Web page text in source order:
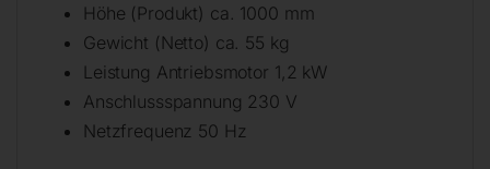
Höhe (Produkt) ca. 1000 mm
Gewicht (Netto) ca. 55 kg
Leistung Antriebsmotor 1,2 kW
Anschlussspannung 230 V
Netzfrequenz 50 Hz